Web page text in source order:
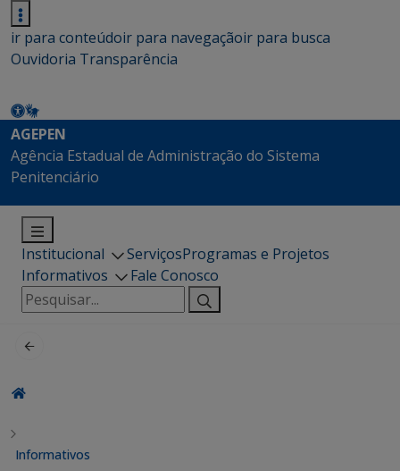
ir para conteúdoir para navegaçãoir para busca
Ouvidoria Transparência
AGEPEN
Agência Estadual de Administração do Sistema
Penitenciário
Institucional ServiçosProgramas e Projetos
Informativos
Fale Conosco
Pesquisar
por:
Informativos